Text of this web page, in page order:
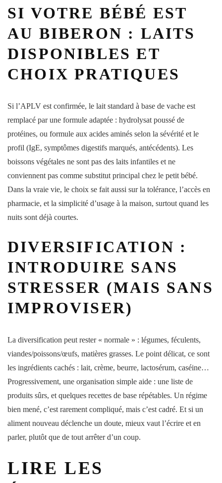
SI VOTRE BÉBÉ EST
AU BIBERON : LAITS
DISPONIBLES ET
CHOIX PRATIQUES
Si l’APLV est confirmée, le lait standard à base de vache est
remplacé par une formule adaptée : hydrolysat poussé de
protéines, ou formule aux acides aminés selon la sévérité et le
profil (IgE, symptômes digestifs marqués, antécédents). Les
boissons végétales ne sont pas des laits infantiles et ne
conviennent pas comme substitut principal chez le petit bébé.
Dans la vraie vie, le choix se fait aussi sur la tolérance, l’accès en
pharmacie, et la simplicité d’usage à la maison, surtout quand les
nuits sont déjà courtes.
DIVERSIFICATION :
INTRODUIRE SANS
STRESSER (MAIS SANS
IMPROVISER)
La diversification peut rester « normale » : légumes, féculents,
viandes/poissons/œufs, matières grasses. Le point délicat, ce sont
les ingrédients cachés : lait, crème, beurre, lactosérum, caséine…
Progressivement, une organisation simple aide : une liste de
produits sûrs, et quelques recettes de base répétables. Un régime
bien mené, c’est rarement compliqué, mais c’est cadré. Et si un
aliment nouveau déclenche un doute, mieux vaut l’écrire et en
parler, plutôt que de tout arrêter d’un coup.
LIRE LES